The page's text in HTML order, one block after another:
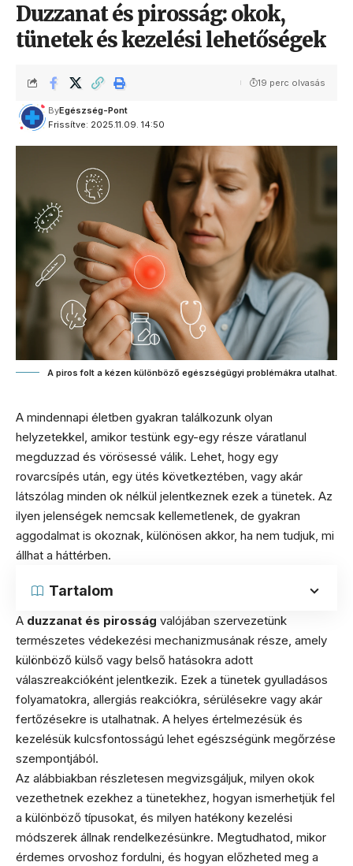
Duzzanat és pirosság: okok,
tünetek és kezelési lehetőségek
Frissítve: 2025.11.09. 14:50
ByEgészség-Pont
19 perc olvasás
A piros folt a kézen különböző egészségügyi problémákra utalhat.
A mindennapi életben gyakran találkozunk olyan
helyzetekkel, amikor testünk egy-egy része váratlanul
megduzzad és vörösessé válik. Lehet, hogy egy
rovarcsípés után, egy ütés következtében, vagy akár
látszólag minden ok nélkül jelentkeznek ezek a tünetek. Az
ilyen jelenségek nemcsak kellemetlenek, de gyakran
aggodalmat is okoznak, különösen akkor, ha nem tudjuk, mi
állhat a háttérben.
Tartalom
A duzzanat és pirosság valójában szervezetünk
természetes védekezési mechanizmusának része, amely
különböző külső vagy belső hatásokra adott
válaszreakcióként jelentkezik. Ezek a tünetek gyulladásos
folyamatokra, allergiás reakciókra, sérülésekre vagy akár
fertőzésekre is utalhatnak. A helyes értelmezésük és
kezelésük kulcsfontosságú lehet egészségünk megőrzése
szempontjából.
Az alábbiakban részletesen megvizsgáljuk, milyen okok
vezethetnek ezekhez a tünetekhez, hogyan ismerhetjük fel
a különböző típusokat, és milyen hatékony kezelési
módszerek állnak rendelkezésünkre. Megtudhatod, mikor
érdemes orvoshoz fordulni, és hogyan előzheted meg a